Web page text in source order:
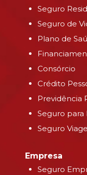
Seguro
Seguro de
Plano de
Consórcio
Crédito
Previdência
Seguro
Seguro
Empresa
Seguro